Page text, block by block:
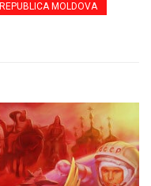
REPUBLICA MOLDOVA